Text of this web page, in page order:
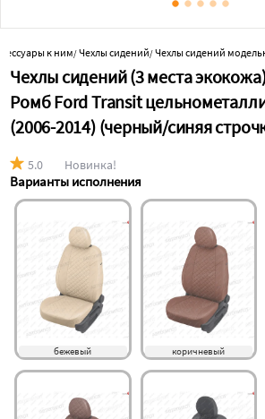
к ним/Чехлы сидений/Чехлы сидений
Чехлы сидений (3 места
Ромб Ford Transit
(2006-2014) (черный/синяя
5.0 Новинка!
Варианты исполнения
бежевый коричневый